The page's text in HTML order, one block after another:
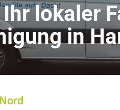
lokaler
in